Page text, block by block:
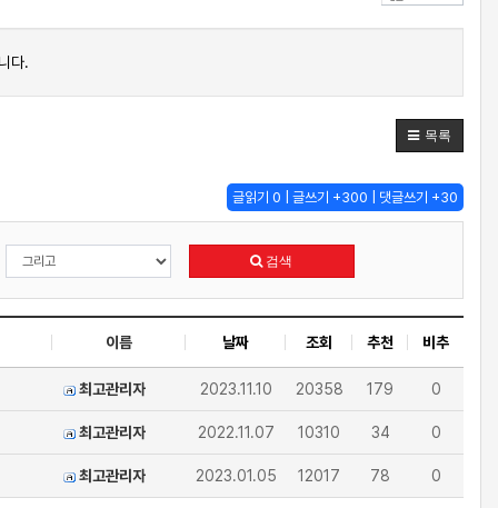
다.
목록
글읽기 0 | 글쓰기 +300 | 댓글쓰기 +30
검색
이름 날짜 조회 추천 비추
최고관리자 2023.11.10 20358 179 0
최고관리자 2022.11.07 10310 34 0
최고관리자 2023.01.05 12017 78 0